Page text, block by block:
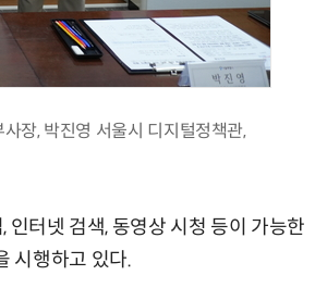
장, 박진영 서울시 디지털정책관,
터넷 검색, 동영상 시청 등이 가능한
시행하고 있다.